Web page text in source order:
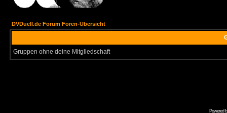
DVDuell.de Forum Foren-Übersicht
Gruppen ohne deine Mitgliedschaft
Powered